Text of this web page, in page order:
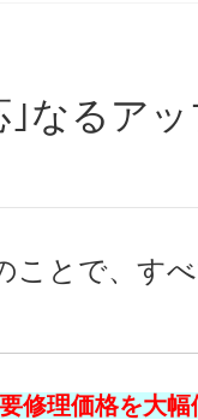
とで、す
修理価格を大